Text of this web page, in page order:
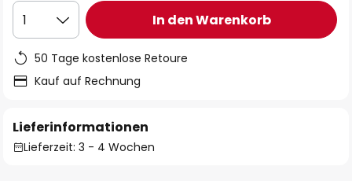
1 In den Warenkorb
50 Tage kostenlose Retoure
Kauf auf Rechnung
Lieferinformationen
Lieferzeit: 3 - 4 Wochen